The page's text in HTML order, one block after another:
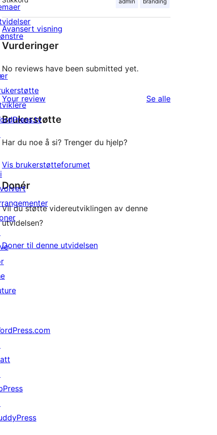
Avansert visning
Vurderinger
No reviews have been submitted yet.
Your review Se alleomtalene
Brukerstøtte
Har du noe å si? Trenger du hjelp?
Vis brukerstøtteforumet
Donér
Vil du støtte videreutviklingen av denne
utvidelsen?
Doner til denne utvidelsen